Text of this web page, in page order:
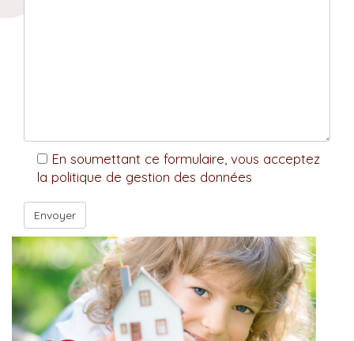
En soumettant ce formulaire, vous acceptez
la politique de gestion des données